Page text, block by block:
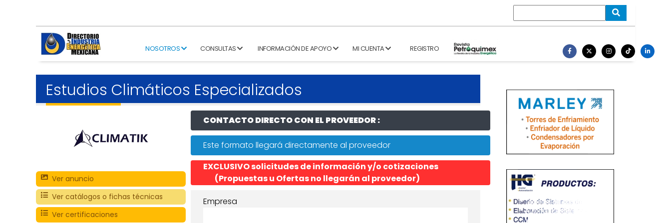
NOSOTROS CONSULTAS INFORMACIÓN DE APOYO MI CUENTA REGISTRO
Estudios Climáticos Especializados
Ver anuncio
Ver catálogos o fichas técnicas
Ver certificaciones
CONTACTO DIRECTO CON EL PROVEEDOR :
Este formato llegará directamente al proveedor
EXCLUSIVO solicitudes de información y/o cotizaciones
(Propuestas u Ofertas no llegarán al proveedor)
Empresa